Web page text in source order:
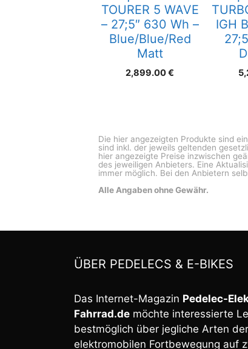
TOURER 5 WAVE
– 27;5″ 630 Wh –
Blue/Blue/Red
Matt
2,899.00€
IGH
Die hier angezeigten Produkte sind
sind inkl. der jeweils geltenden
hier angezeigte Preise inzwischen
des jeweiligen Anbieters. Eine
immer möglich. Bei den Anbietern
Alle Angaben ohne Gewähr.
ÜBER PEDELECS & E-BIKES
Das Internet-Magazin Pedelec-
Fahrrad.de möchte interessierte
bestmöglich über jegliche Arten der
elektromobilen Fortbewegung auf